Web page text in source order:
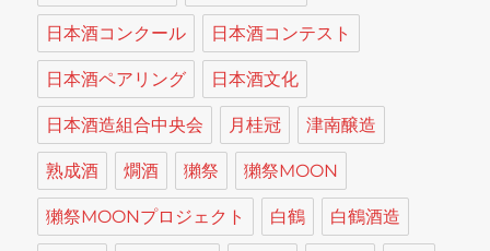
日本酒コンクール 日本酒コンテスト
日本酒ペアリング 日本酒文化
日本酒造組合中央会 月桂冠 津南醸造
熟成酒 燗酒 獺祭 獺祭MOON
獺祭MOONプロジェクト 白鶴 白鶴酒造